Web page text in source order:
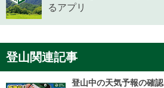
るアプリ
登山関連記事
登山中の天気予報の確